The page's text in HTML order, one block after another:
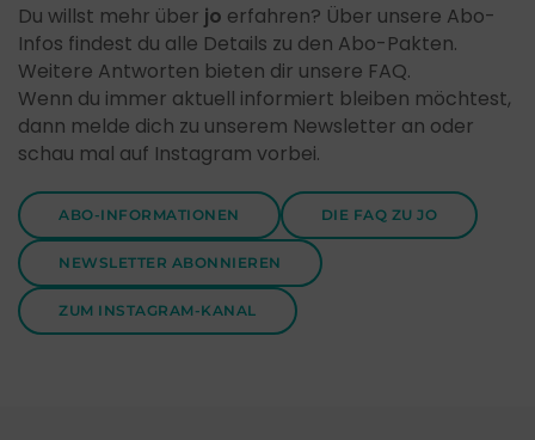
Du willst mehr über jo erfahren? Über unsere Abo-
Infos findest du alle Details zu den Abo-Pakten.
Weitere Antworten bieten dir unsere FAQ.
Wenn du immer aktuell informiert bleiben möchtest,
dann melde dich zu unserem Newsletter an oder
schau mal auf Instagram vorbei.
ABO-INFORMATIONEN DIE FAQ ZU JO
NEWSLETTER ABONNIEREN
ZUM INSTAGRAM-KANAL